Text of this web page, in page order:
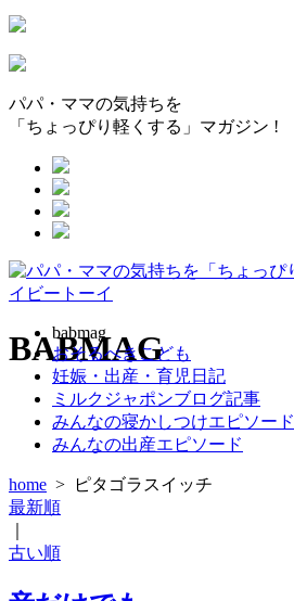
パパ・ママの気持ちを
「ちょっぴり軽くする」マガジン !
BABMAG
babmag
おそるべきこども
妊娠・出産・育児日記
ミルクジャポンブログ記事
みんなの寝かしつけエピソード
みんなの出産エピソード
home >
ピタゴラスイッチ
最新順
古い順